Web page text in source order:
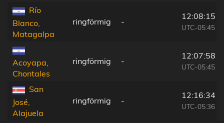
Río
Blanco,
Matagalpa
ringförmig -
12:08:15
UTC-05:45
Acoyapa,
Chontales
ringförmig -
12:07:58
UTC-05:45
San
José,
Alajuela
ringförmig -
12:16:34
UTC-05:36